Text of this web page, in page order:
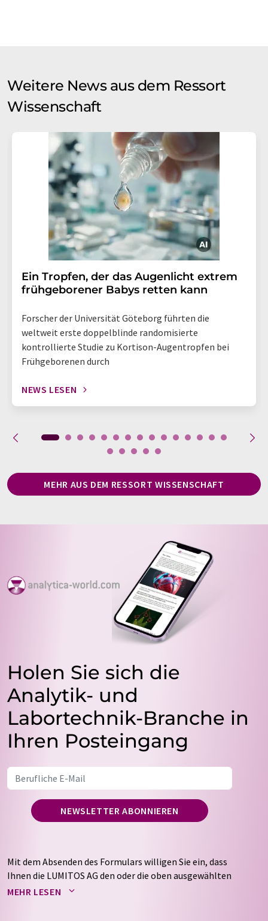
Weitere News aus dem Ressort
Wissenschaft
Ein Tropfen, der das Augenlicht extrem
frühgeborener Babys retten kann
Forscher der Universität Göteborg führten die
weltweit erste doppelblinde randomisierte
kontrollierte Studie zu Kortison-Augentropfen bei
Frühgeborenen durch
NEWS LESEN
MEHR AUS DEM RESSORT WISSENSCHAFT
Holen Sie sich die
Analytik- und
Labortechnik-Branche in
Ihren Posteingang
NEWSLETTER ABONNIEREN
Mit dem Absenden des Formulars willigen Sie ein, dass
Ihnen die LUMITOS AG den oder die oben ausgewählten
Newsletter per E-Mail zusendet. Ihre Daten werden
MEHR LESEN